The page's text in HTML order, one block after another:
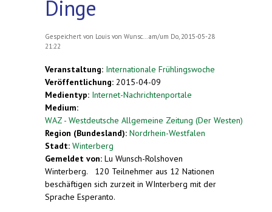
Dinge
Gespeichert von Louis von Wunsc...
am/um Do, 2015-05-28
21:22
Veranstaltung: Internationale Frühlingswoche
Veröffentlichung: 2015-04-09
Medientyp: Internet-Nachrichtenportale
Medium:
WAZ - Westdeutsche Allgemeine Zeitung (Der Westen)
Region (Bundesland): Nordrhein-Westfalen
Stadt: Winterberg
Gemeldet von: Lu Wunsch-Rolshoven
Winterberg.
120 Teilnehmer aus 12 Nationen
beschäftigen sich zurzeit in WInterberg mit der
Sprache Esperanto.